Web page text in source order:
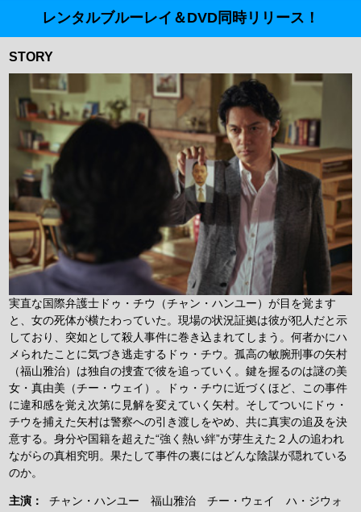
レンタルブルーレイ＆DVD同時リリース！
STORY
実直な国際弁護士ドゥ・チウ（チャン・ハンユー）が目を覚ます
と、女の死体が横たわっていた。現場の状況証拠は彼が犯人だと示
しており、突如として殺人事件に巻き込まれてしまう。何者かにハ
メられたことに気づき逃走するドゥ・チウ。孤高の敏腕刑事の矢村
（福山雅治）は独自の捜査で彼を追っていく。鍵を握るのは謎の美
女・真由美（チー・ウェイ）。ドゥ・チウに近づくほど、この事件
に違和感を覚え次第に見解を変えていく矢村。そしてついにドゥ・
チウを捕えた矢村は警察への引き渡しをやめ、共に真実の追及を決
意する。身分や国籍を超えた“強く熱い絆”が芽生えた２人の追われ
ながらの真相究明。果たして事件の裏にはどんな陰謀が隠れている
のか。
主演：
チャン・ハンユー 福山雅治 チー・ウェイ ハ・ジウォ